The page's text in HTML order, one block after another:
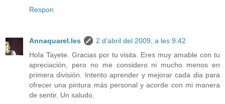
Respon
Annaquarel.les
2 d’abril del 2009, a les 9:42
Hola Tayete. Gracias por tu visita. Eres muy amable con tu
apreciación, pero no me considero ni mucho menos en
primera división. Intento aprender y mejorar cada dia para
ofrecer una pintura más personal y acorde con mi manera
de sentir. Un saludo.